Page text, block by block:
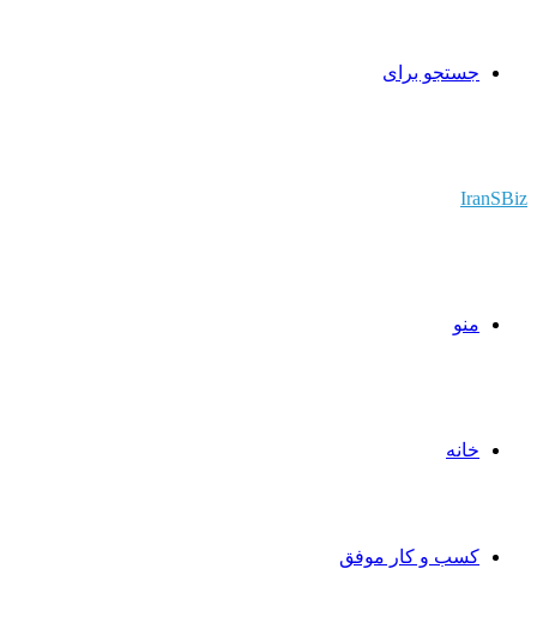
جستجو برای
IranSBiz
منو
خانه
کسب و کار موفق